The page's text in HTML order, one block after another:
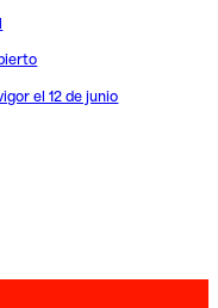
el 12 de junio